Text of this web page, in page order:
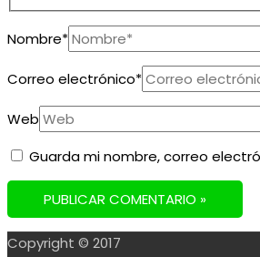
Nombre*
Correo electrónico*
Web
Guarda mi nombre, correo
Copyright © 2017